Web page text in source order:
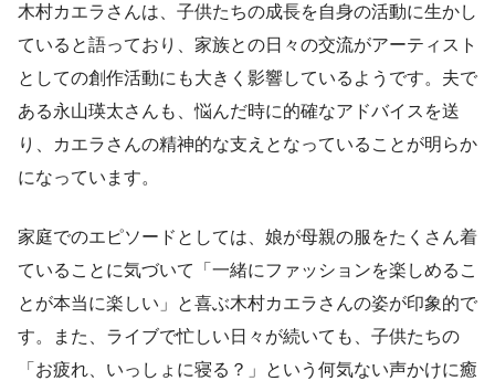
木村カエラさんは、子供たちの成長を自身の活動に生かし
ていると語っており、家族との日々の交流がアーティスト
としての創作活動にも大きく影響しているようです。夫で
ある永山瑛太さんも、悩んだ時に的確なアドバイスを送
り、カエラさんの精神的な支えとなっていることが明らか
になっています。
家庭でのエピソードとしては、娘が母親の服をたくさん着
ていることに気づいて「一緒にファッションを楽しめるこ
とが本当に楽しい」と喜ぶ木村カエラさんの姿が印象的で
す。また、ライブで忙しい日々が続いても、子供たちの
「お疲れ、いっしょに寝る？」という何気ない声かけに癒